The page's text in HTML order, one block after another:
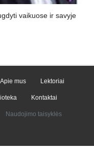
vaikuose ir savyje
Apie mus Lektoriai
Kontaktai
Naudojimo taisyklės